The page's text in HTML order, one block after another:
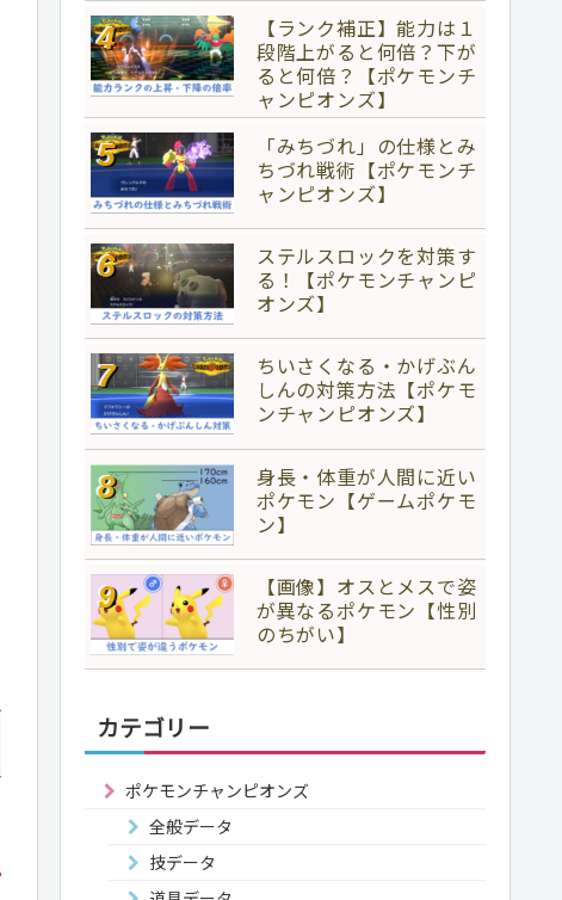
【ランク補正】能力は１
段階上がると何倍？下が
ると何倍？【ポケモンチ
ャンピオンズ】
「みちづれ」の仕様とみ
ちづれ戦術【ポケモンチ
ャンピオンズ】
ステルスロックを対策す
る！【ポケモンチャンピ
オンズ】
ちいさくなる・かげぶん
しんの対策方法【ポケモ
ンチャンピオンズ】
身長・体重が人間に近い
ポケモン【ゲームポケモ
ン】
【画像】オスとメスで姿
が異なるポケモン【性別
のちがい】
カテゴリー
ポケモンチャンピオンズ
全般データ
技データ